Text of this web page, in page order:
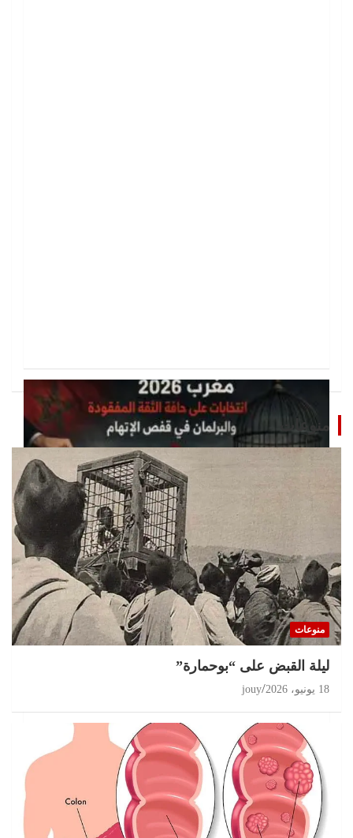
تحقيقات
مغرب 2026 انتخابات على حافة الثقة المفقودة و
البرلمان في قفص الإتهام
jouy
منوعات
منوعات
ليلة القبض على “بوحمارة”
18 يونيو، 2026 jouy